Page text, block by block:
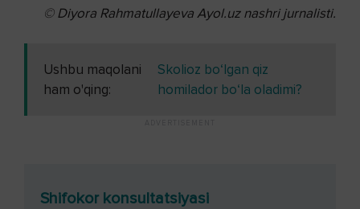
© Diyora RahmatullayevaAyol.uz nashri jurnalisti.
Ushbu maqolani
ham o'qing:
Skolioz bo‘lgan qiz
homilador bo‘la oladimi?
Shifokor konsultatsiyasi